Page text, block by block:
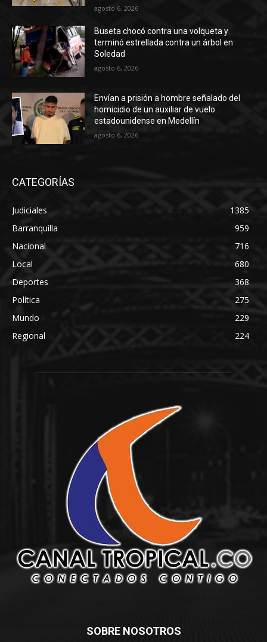
agosto 6, 2026
Buseta chocó contra una volqueta y
terminó estrellada contra un árbol en
Soledad
agosto 6, 2026
Envían a prisión a hombre señalado del
homicidio de un auxiliar de vuelo
estadounidense en Medellín
agosto 6, 2026
CATEGORÍAS
Judiciales
1385
Barranquilla
959
Nacional
716
Local
680
Deportes
368
Política
275
Mundo
229
Regional
224
SOBRE NOSOTROS